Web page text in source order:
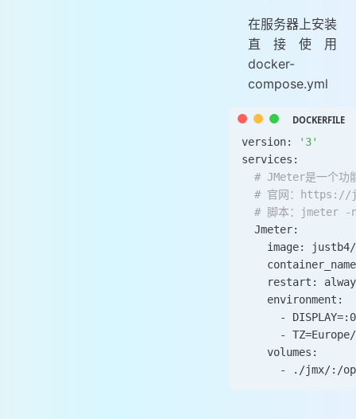
在服务器上安装
直接使用
docker-
compose.yml
version:
'3'
services:
# JMeter是一个功
# 官网：
# 脚本：jmeter
  Jmeter:
image:
restart:
    environment:
      - DISPLAY=:0
-
    volumes:
- ./jmx/:/